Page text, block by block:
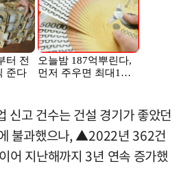
신고 건수는 건설 경기가 좋았던
불과했으나, ▲2022년 362건
지난해까지 3년 연속 증가했